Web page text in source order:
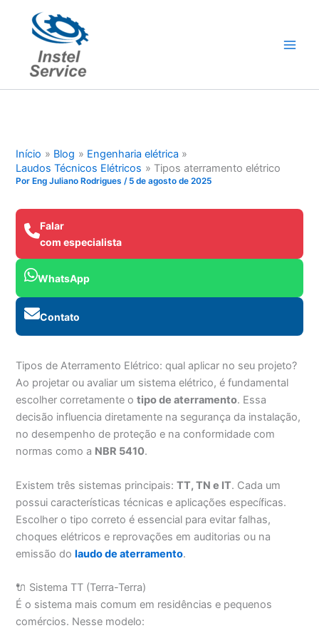
conteúdo
Início Blog
Engenharia elétrica
Laudos Técnicos Elétricos
Tipos aterramento elétrico
Por Eng Juliano Rodrigues/ 5 de agosto de 2025
Falar
com especialista
WhatsApp
Contato
Tipos de Aterramento Elétrico: qual aplicar no seu projeto?
Ao projetar ou avaliar um sistema elétrico, é fundamental
escolher corretamente otipo de aterramento. Essa
decisão influencia diretamente na segurança da instalação,
no desempenho de proteção e na conformidade com
normas como a NBR 5410.
Existem três sistemas principais:TT, TN e IT. Cada um
possui características técnicas e aplicações específicas.
Escolher o tipo correto é essencial para evitar falhas,
choques elétricos e reprovações em auditorias ou na
emissão dolaudo de aterramento.
🔌 Sistema TT (Terra-Terra)
É o sistema mais comum em residências e pequenos
comércios. Nesse modelo: